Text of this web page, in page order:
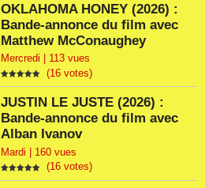
OKLAHOMA HONEY (2026) :
Bande-annonce du film avec
Matthew McConaughey
Mercredi | 113 vues
(16 votes)
JUSTIN LE JUSTE (2026) :
Bande-annonce du film avec
Alban Ivanov
Mardi | 160 vues
(16 votes)